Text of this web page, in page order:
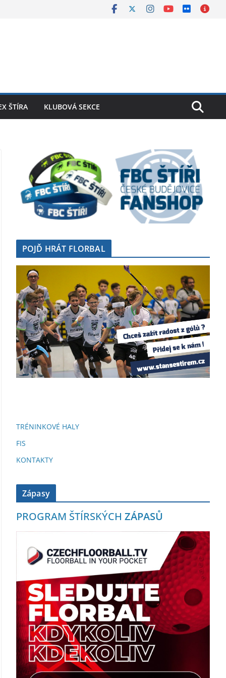
ŠTÍRA KLUBOVÁ SEKCE
POJĎ HRÁT FLORBAL
TRÉNINKOVÉ HALY
FIS
KONTAKTY
Zápasy
PROGRAM ŠTÍRSKÝCH ZÁPASŮ